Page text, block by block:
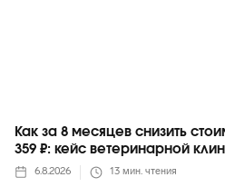
Как за 8 месяцев снизить
359 ₽: кейс ветеринарной
6.8.2026 13 мин. чтения